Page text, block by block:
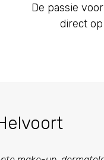
De passie
direct